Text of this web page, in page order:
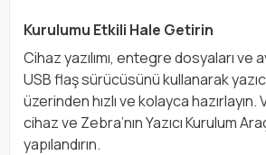
Kurulumu Etkili Hale Getirin
Cihaz yazılımı, entegre dosyaları ve
USB flaş sürücüsünü kullanarak
üzerinden hızlı ve kolayca hazırlayın.
cihaz ve Zebra’nın Yazıcı Kurulum
yapılandırın.